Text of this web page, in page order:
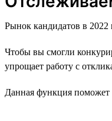
Рынок кандидатов в 2022
Чтобы вы смогли
упрощает работу с
Данная функция поможет